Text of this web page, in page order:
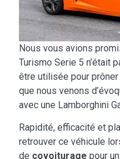
Nous vous avions
Turismo Serie 5 n’était
être utilisée pour
que nous venons
avec une Lamborghini
Rapidité, efficacité et
retrouver ce véhicule
de covoituragepour